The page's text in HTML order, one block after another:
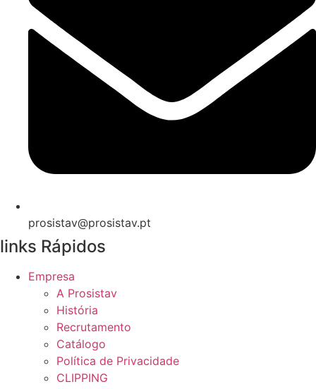
prosistav@prosistav.pt
links Rápidos
Empresa
A Prosistav
História
Recrutamento
Catálogo
Política de Privacidade
CLIPPING